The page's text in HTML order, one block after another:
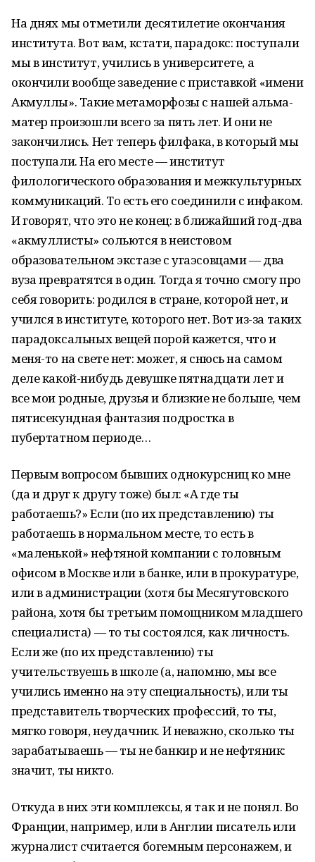
На днях мы отметили десятилетие окончания
института. Вот вам, кстати, парадокс: поступали
мы в институт, учились в университете, а
окончили вообще заведение с приставкой «имени
Акмуллы». Такие метаморфозы с нашей альма-
матер произошли всего за пять лет. И они не
закончились. Нет теперь филфака, в который мы
поступали. На его месте — институт
филологического образования и межкультурных
коммуникаций. То есть его соединили с инфаком.
И говорят, что это не конец: в ближайший год-два
«акмуллисты» сольются в неистовом
образовательном экстазе с угаэсовцами — два
вуза превратятся в один. Тогда я точно смогу про
себя говорить: родился в стране, которой нет, и
учился в институте, которого нет. Вот из-за таких
парадоксальных вещей порой кажется, что и
меня-то на свете нет: может, я снюсь на самом
деле какой-нибудь девушке пятнадцати лет и
все мои родные, друзья и близкие не больше, чем
пятисекундная фантазия подростка в
пубертатном периоде…
Первым вопросом бывших однокурсниц ко мне
(да и друг к другу тоже) был: «А где ты
работаешь?» Если (по их представлению) ты
работаешь в нормальном месте, то есть в
«маленькой» нефтяной компании с головным
офисом в Москве или в банке, или в прокуратуре,
или в администрации (хотя бы Месягутовского
района, хотя бы третьим помощником младшего
специалиста) — то ты состоялся, как личность.
Если же (по их представлению) ты
учительствуешь в школе (а, напомню, мы все
учились именно на эту специальность), или ты
представитель творческих профессий, то ты,
мягко говоря, неудачник. И неважно, сколько ты
зарабатываешь — ты не банкир и не нефтяник:
значит, ты никто.
Откуда в них эти комплексы, я так и не понял. Во
Франции, например, или в Англии писатель или
журналист считается богемным персонажем, и